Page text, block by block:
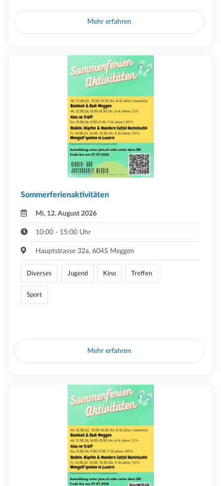
Mehr erfahren
Sommerferienaktivitäten
Mi, 12. August 2026
10:00 - 15:00 Uhr
Hauptstrasse 32a, 6045 Meggen
Diverses Jugend Kino Treffen
Sport
Mehr erfahren